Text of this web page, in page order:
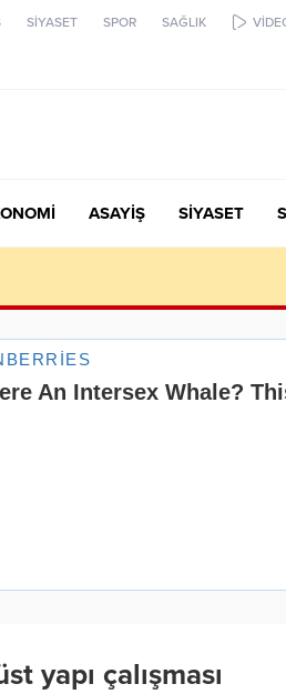
SİYASET SPOR SAĞLIK
ASAYİŞ SİYASET
yapı çalışması